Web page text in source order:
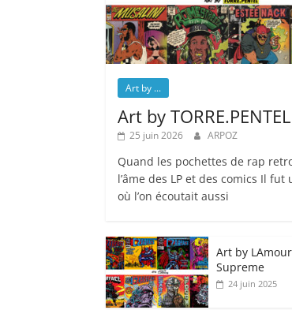
Art by ...
Art by TORRE.PENTEL
25 juin 2026 ARPOZ
Quand les pochettes de rap
l’âme des LP et des comics Il fut
où l’on écoutait aussi
Art by LAmour
Supreme
24 juin 2025